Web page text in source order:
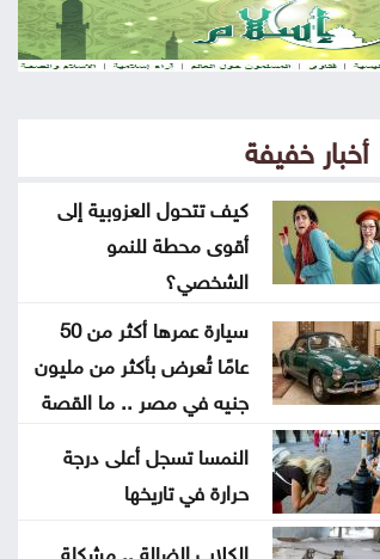
500 ألف دينار لدعم مشاريع البنية
التحتية في الوسطية
ثمين في ذهاب تمهيدي الدوري
الأوروبي
أوغندا توافق على نشر وحدة من
جيشها في غزة
إسطنبول .. ثالث أكبر سفينة رافعات
بالعالم تمر عبر مضيق البوسفور
الأردن يدين التفجير الإرهابي الذي
استهدف حافلة في جرمانا بريف دمشق
أخبار خفيفة
كيف تتحول العزوبية إلى
أقوى محطة للنمو
الشخصي؟
سيارة عمرها أكثر من 50
عامًا تُعرض بأكثر من مليون
جنيه في مصر .. ما القصة
النمسا تسجل أعلى درجة
حرارة في تاريخها
الكلاب الضالة .. مشكلة